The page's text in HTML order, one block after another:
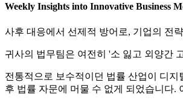
Weekly Insights into Innovative Business
사후 대응에서 선제적 방어로, 기업의 전
귀사의 법무팀은 여전히 '소 잃고 외양간
전통적으로 보수적이던 법률 산업이 디
후 법률 자문에 머물 수 없게 되었습니다.